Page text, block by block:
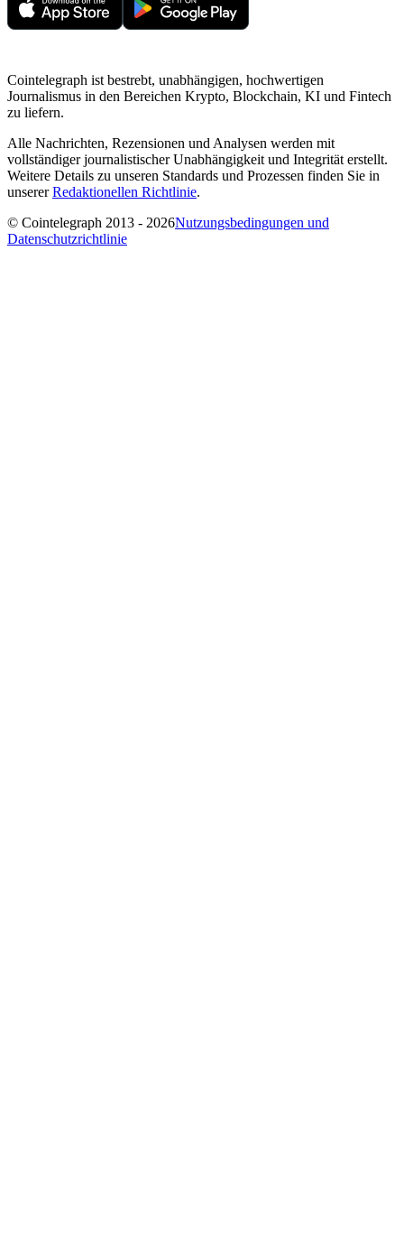
Cointelegraph ist bestrebt, unabhängigen, hochwertigen
Journalismus in den Bereichen Krypto, Blockchain, KI und Fintech
zu liefern.
Alle Nachrichten, Rezensionen und Analysen werden mit
vollständiger journalistischer Unabhängigkeit und Integrität erstellt.
Weitere Details zu unseren Standards und Prozessen finden Sie in
unsererRedaktionellen Richtlinie.
© Cointelegraph 2013 - 2026Nutzungsbedingungen und
Datenschutzrichtlinie